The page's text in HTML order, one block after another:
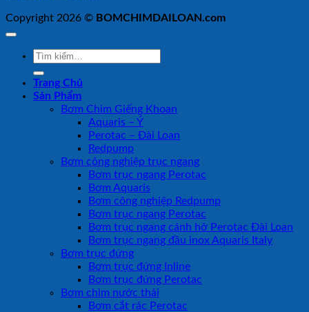
Copyright 2026 © BOMCHIMDAILOAN.com
Tìm
Trang Chủ
Sản Phẩm
Bơm Chìm Giếng Khoan
Aquaris – Ý
Perotac – Đài Loan
Redpump
Bơm công nghiệp trục ngang
Bơm trục ngang Perotac
Bơm Aquaris
Bơm công nghiệp Redpump
Bơm trục ngang Perotac
Bơm trục ngang cánh hở Perotac Đài Loan
Bơm trục ngang đầu inox Aquaris Italy
Bơm trục đứng
Bơm trục đứng Inline
Bơm trục đứng Perotac
Bơm chìm nước thải
Bơm cắt rác Perotac